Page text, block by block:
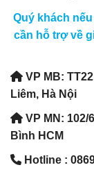
Quý khách
cần hỗ trợ về
VP MB:
Liêm, Hà Nội
VP MN: 102/
Bình HCM
Hotline :